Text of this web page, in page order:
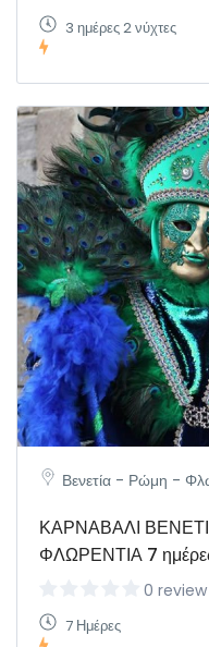
3 ημέρες 2 νύχτες
Βενετία - Ρώμη -
ΚΑΡΝΑΒΑΛΙ
ΦΛΩΡΕΝΤΙΑ 7
0 review
7 Ημέρες